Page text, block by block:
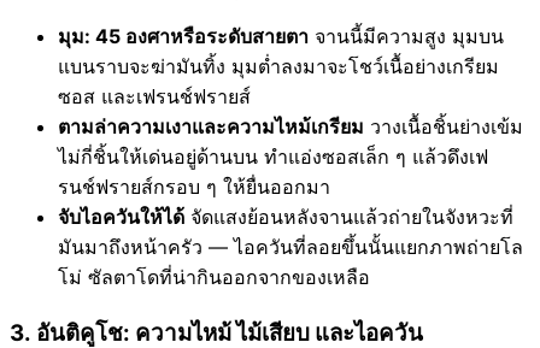
มุม: 45 องศาหรือระดับสายตา จานนี้มีความสูง มุมบน
แบนราบจะฆ่ามันทิ้ง มุมต่ำลงมาจะโชว์เนื้อย่างเกรียม
ซอส และเฟรนช์ฟรายส์
ตามล่าความเงาและความไหม้เกรียม วางเนื้อชิ้นย่างเข้ม
ไม่กี่ชิ้นให้เด่นอยู่ด้านบน ทำแอ่งซอสเล็ก ๆ แล้วดึงเฟ
รนช์ฟรายส์กรอบ ๆ ให้ยื่นออกมา
จับไอควันให้ได้ จัดแสงย้อนหลังจานแล้วถ่ายในจังหวะที่
มันมาถึงหน้าครัว — ไอควันที่ลอยขึ้นนั้นแยกภาพถ่ายโล
โม่ ซัลตาโดที่น่ากินออกจากของเหลือ
3. อันติคูโช: ความไหม้ ไม้เสียบ และไอควัน